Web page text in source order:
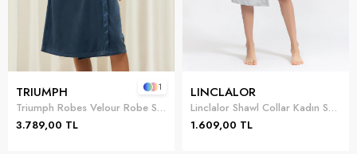
TRIUMPH
Triumph Robes Velour Robe Sabahlık
3.789,00 TL
1 LINCLALOR
Linclalor Shawl Collar Kadın Sabahlık
1.609,00 TL